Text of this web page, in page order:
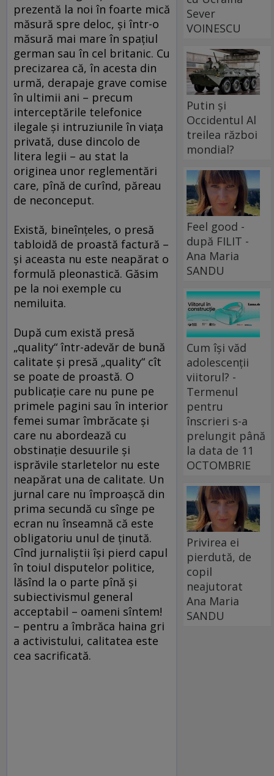
prezentă la noi în foarte mică
măsură spre deloc, şi într-o
măsură mai mare în spaţiul
german sau în cel britanic. Cu
precizarea că, în acesta din
urmă, derapaje grave comise
în ultimii ani – precum
interceptările telefonice
ilegale şi intruziunile în viaţa
privată, duse dincolo de
litera legii – au stat la
originea unor reglementări
care, pînă de curînd, păreau
de neconceput.
Există, bineînţeles, o presă
tabloidă de proastă factură –
şi aceasta nu este neapărat o
formulă pleonastică. Găsim
pe la noi exemple cu
nemiluita.
După cum există presă
„quality“ într-adevăr de bună
calitate şi presă „quality“ cît
se poate de proastă. O
publicaţie care nu pune pe
primele pagini sau în interior
femei sumar îmbrăcate şi
care nu abordează cu
obstinaţie desuurile şi
isprăvile starletelor nu este
neapărat una de calitate. Un
jurnal care nu împroaşcă din
prima secundă cu sînge pe
ecran nu înseamnă că este
obligatoriu unul de ţinută.
Cînd jurnaliştii îşi pierd capul
în toiul disputelor politice,
lăsînd la o parte pînă şi
subiectivismul general
acceptabil – oameni sîntem!
– pentru a îmbrăca haina gri
a activistului, calitatea este
cea sacrificată.
Sever
VOINESCU
Putin și
Occidentul Al
treilea război
mondial?
Feel good -
după FILIT -
Ana Maria
SANDU
Cum își văd
adolescenții
viitorul? -
Termenul
pentru
înscrieri s-a
prelungit până
la data de 11
OCTOMBRIE
Privirea ei
pierdută, de
copil
neajutorat
Ana Maria
SANDU